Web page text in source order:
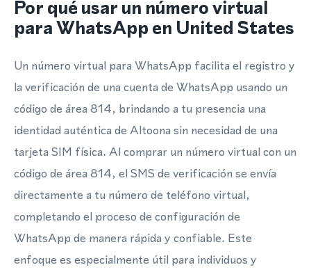
Por qué usar un número virtual
para WhatsApp en United States
Un número virtual para WhatsApp facilita el registro y
la verificación de una cuenta de WhatsApp usando un
código de área 814, brindando a tu presencia una
identidad auténtica de Altoona sin necesidad de una
tarjeta SIM física. Al comprar un número virtual con un
código de área 814, el SMS de verificación se envía
directamente a tu número de teléfono virtual,
completando el proceso de configuración de
WhatsApp de manera rápida y confiable. Este
enfoque es especialmente útil para individuos y